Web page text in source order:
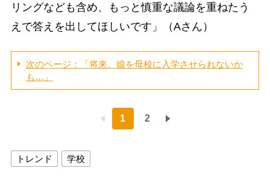
リングなども含め、もっと慎重な議論を重ねたう
えで答えを出してほしいです」（Aさん）
次のページ：「将来、娘を母校に入学させられないか
も…」
1 2
トレンド 学校